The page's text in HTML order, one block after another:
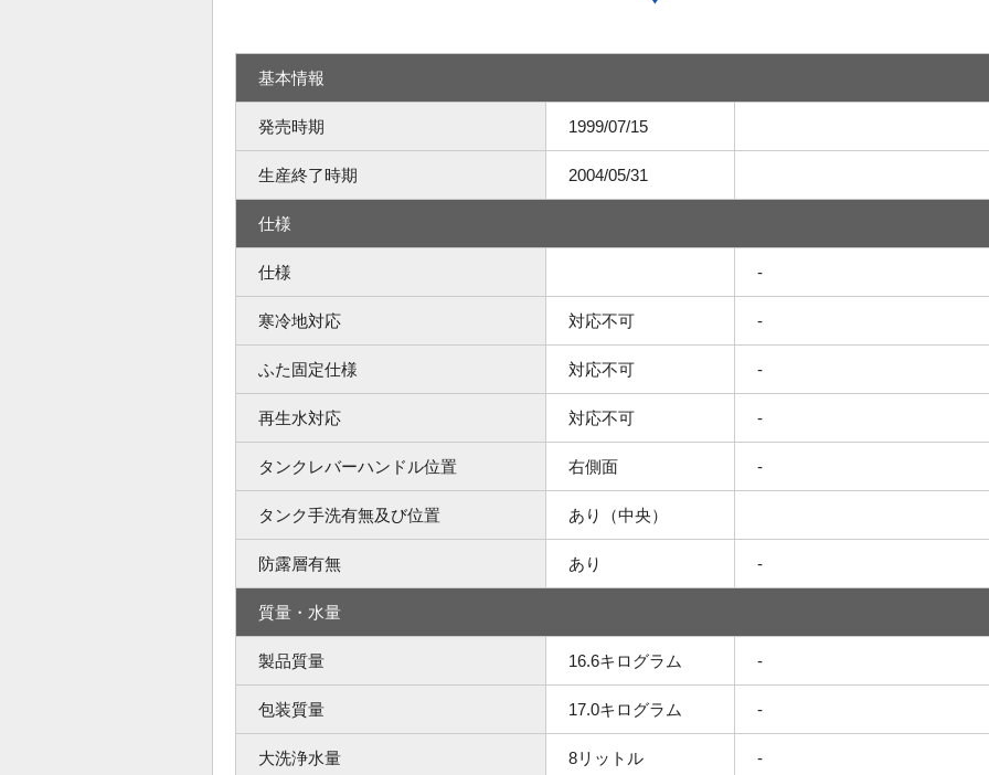
基本情報
発売時期 1999/07/15
生産終了時期 2004/05/31
仕様
仕様 -
寒冷地対応 対応不可 -
ふた固定仕様 対応不可 -
再生水対応 対応不可 -
タンクレバーハンドル位置 右側面 -
タンク手洗有無及び位置 あり（中央）
防露層有無 あり -
質量・水量
製品質量 16.6キログラム -
包装質量 17.0キログラム -
大洗浄水量 8リットル -